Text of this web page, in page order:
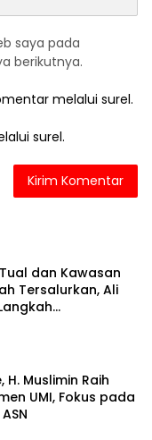
saya pada
berikutnya.
melalui surel.
surel.
dan Kawasan
Tersalurkan, Ali
dan PT
H. Muslimin Raih
UMI, Fokus pada